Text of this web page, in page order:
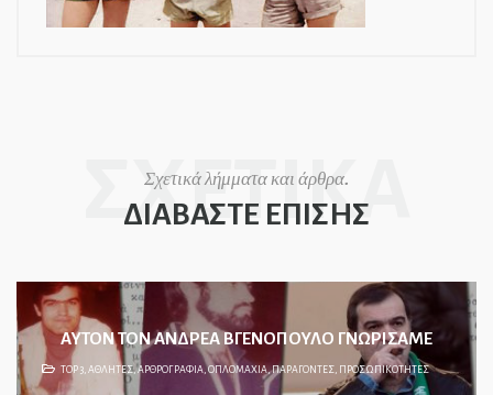
ΣΧΕΤΙΚΑ
Σχετικά λήμματα και άρθρα.
ΔΙΑΒΑΣΤΕ ΕΠΙΣΗΣ
ΑΥΤΟΝ ΤΟΝ ΑΝΔΡΕΑ ΒΓΕΝΟΠΟΥΛΟ ΓΝΩΡΙΣΑΜΕ
TOP 3 ΑΘΛΗΤΕΣ,ΑΡΘΡΟΓΡΑΦΙΑ ,ΟΠΛΟΜΑΧΙΑ,ΠΑΡΑΓΟΝΤΕΣ ΠΡΟΣΩΠΙΚΟΤΗΤΕΣ